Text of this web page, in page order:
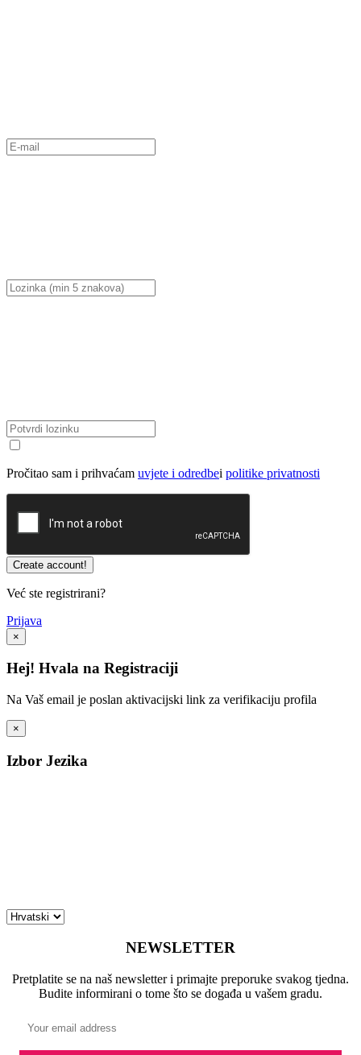
Pročitao sam i prihvaćam uvjete i odredbei politike privatnosti
Već ste registrirani?
Prijava
×
Hej! Hvala na Registraciji
Na Vaš email je poslan aktivacijski link za verifikaciju profila
×
Izbor Jezika
NEWSLETTER
Pretplatite se na naš newsletter i primajte preporuke svakog tjedna.
Budite informirani o tome što se događa u vašem gradu.